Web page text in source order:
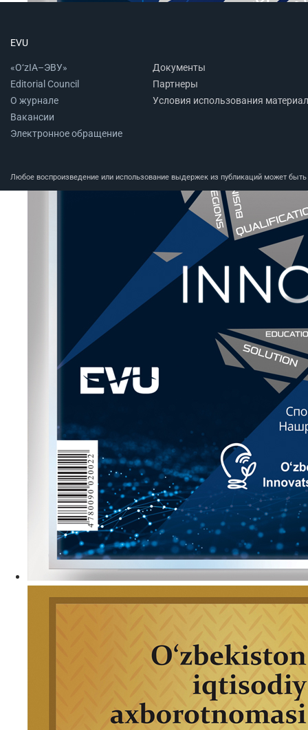
EVU
«O‘zIA–ЭВУ»
Editorial Council
О журнале
Вакансии
Электронное обращение
Документы
Партнеры
Условия использования
Любое воспроизведение или использование выдержек из публикаций может